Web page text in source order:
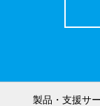
製品・支援サ